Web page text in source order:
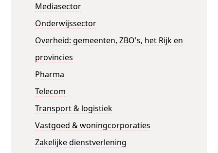
Mediasector
Onderwijssector
Overheid: gemeenten, ZBO's, het Rijk en
provincies
Pharma
Telecom
Transport & logistiek
Vastgoed & woningcorporaties
Zakelijke dienstverlening